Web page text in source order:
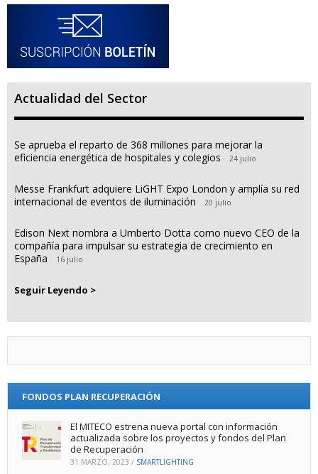
Actualidad del Sector
Se aprueba el reparto de 368 millones para mejorar la
eficiencia energética de hospitales y colegios
24 julio
Messe Frankfurt adquiere LiGHT Expo London y amplía su red
internacional de eventos de iluminación
20 julio
Edison Next nombra a Umberto Dotta como nuevo CEO de la
compañía para impulsar su estrategia de crecimiento en
España
16 julio
Seguir Leyendo >
FONDOS PLAN RECUPERACIÓN
El MITECO estrena nueva portal con información
actualizada sobre los proyectos y fondos del Plan
de Recuperación
31 MARZO, 2023 / SMARTLIGHTING